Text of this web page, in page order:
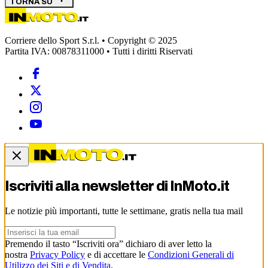
TORNA SU
Corriere dello Sport S.r.l. • Copyright © 2025
Partita IVA: 00878311000 • Tutti i diritti Riservati
Iscriviti alla newsletter di InMoto.it
Le notizie più importanti, tutte le settimane, gratis nella tua mail
Premendo il tasto “Iscriviti ora” dichiaro di aver letto la
nostra Privacy Policy e di accettare le Condizioni Generali di
Utilizzo dei Siti e di Vendita.